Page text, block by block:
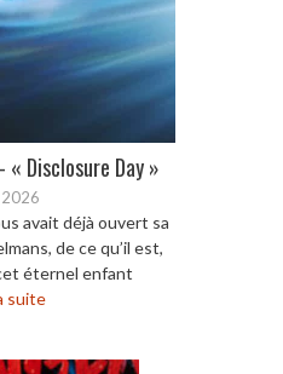
Disclosure Day »
avait déjà ouvert sa
de ce qu’il est,
éternel enfant
suite